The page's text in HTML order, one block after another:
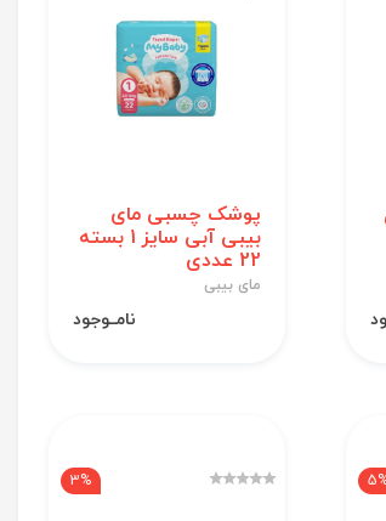
پوشک چسبی مای
بیبی آبی سایز 1 بسته
22 عددی
مای بیبی
نامــوجود
3%